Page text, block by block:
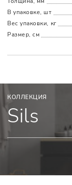
В упаковке, шт
Вес упаковки, кг
Размер, см
КОЛЛЕКЦИЯ
Sils